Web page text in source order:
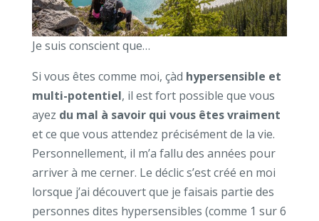
Je suis conscient que…
Si vous êtes comme moi, çàd hypersensible et
multi-potentiel, il est fort possible que vous
ayez du mal à savoir qui vous êtes vraiment
et ce que vous attendez précisément de la vie.
Personnellement, il m’a fallu des années pour
arriver à me cerner. Le déclic s’est créé en moi
lorsque j’ai découvert que je faisais partie des
personnes dites hypersensibles (comme 1 sur 6